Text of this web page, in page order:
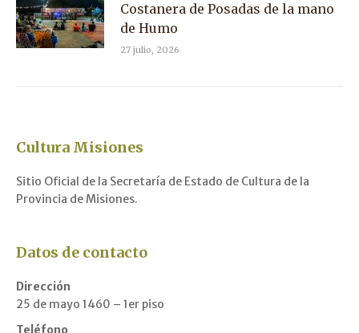
Costanera de Posadas de la mano
de Humo
27 julio, 2026
Cultura Misiones
Sitio Oficial de la Secretaría de Estado de Cultura de la
Provincia de Misiones.
Datos de contacto
Dirección
25 de mayo 1460 – 1er piso
Teléfono